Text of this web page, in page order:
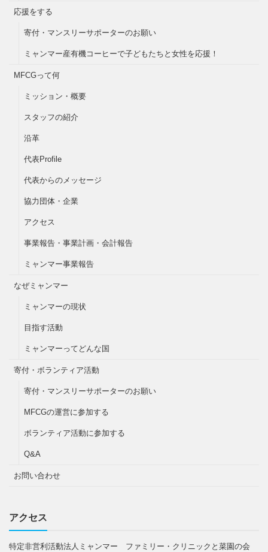
応援をする
寄付・マンスリーサポーターのお願い
ミャンマー産有機コーヒーで子どもたちと女性を応援！
MFCGって何
ミッション・概要
スタッフの紹介
沿革
代表Profile
代表からのメッセージ
協力団体・企業
アクセス
事業報告・事業計画・会計報告
ミャンマー事業報告
なぜミャンマー
ミャンマーの現状
目指す活動
ミャンマーってどんな国
寄付・ボランティア活動
寄付・マンスリーサポーターのお願い
MFCGの運営に参加する
ボランティア活動に参加する
Q&A
お問い合わせ
アクセス
特定非営利活動法人ミャンマー ファミリー・クリニックと菜園の会